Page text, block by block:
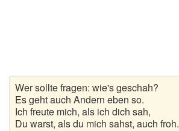
Hochzeitsgedichte
Kindergedichte
Wer sollte fragen: wie's geschah?
Es geht auch Andern eben so.
Ich freute mich, als ich dich sah,
Du warst, als du mich sahst, auch froh.